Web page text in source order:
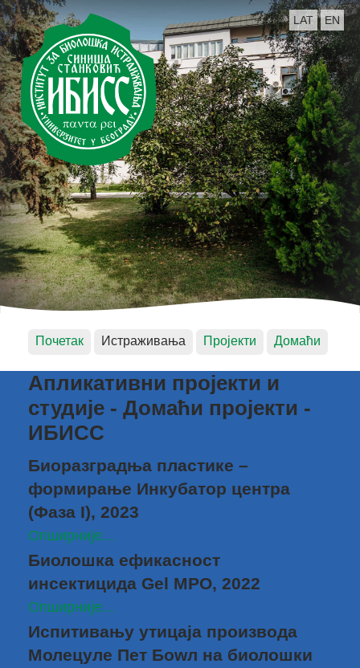
LAT EN
Почетак Истраживања Пројекти Домаћи
Апликативни пројекти и
студије - Домаћи пројекти -
ИБИСС
Биоразградња пластике –
формирање Инкубатор центра
(Фаза I), 2023
Опширније...
Биолошкa ефикасност
инсектицида Gel MPO, 2022
Опширније...
Испитивању утицаја производа
Молецуле Пет Боwл на биолошки